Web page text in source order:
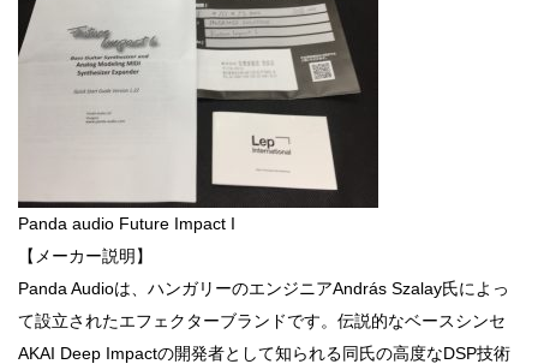
Panda audio Future Impact I
【メーカー説明】
Panda Audioは、ハンガリーのエンジニアAndrás Szalay氏によっ
て設立されたエフェクターブランドです。伝説的なベースシンセ
AKAI Deep Impactの開発者として知られる同氏の高度なDSP技術